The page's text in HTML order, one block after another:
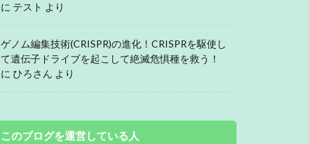
に テスト より
ゲノム編集技術(CRISPR)の進化！CRISPRを駆使し
て遺伝子ドライブを起こして絶滅危惧種を救う！
に ひろさん より
このブログを運営している人